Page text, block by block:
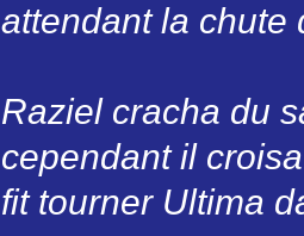
attendant la chute
Raziel cracha du
cependant il
fit tourner Ultima